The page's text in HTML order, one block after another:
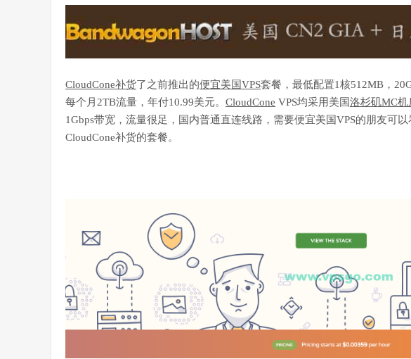
CloudCone补货了之前推出的便宜美国VPS套餐，最低配置1核512MB，
每个月2TB流量，年付10.99美元。 CloudCone VPS均采用美国洛杉矶MC机
1Gbps带宽，流量很足，国内普通直连线路，需要便宜美国VPS的朋友可以
CloudCone补货的套餐。